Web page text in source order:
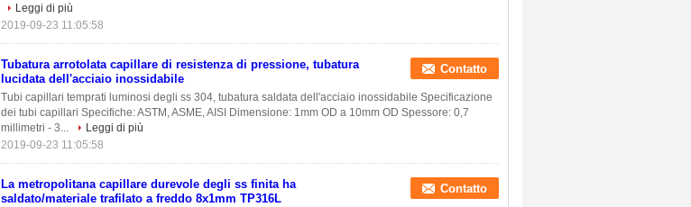
Leggi di più
2019-09-23 11:05:58
Tubatura arrotolata capillare di resistenza di pressione, tubatura
lucidata dell'acciaio inossidabile
Contatto
Tubi capillari temprati luminosi degli ss 304, tubatura saldata dell'acciaio inossidabile Specificazione
dei tubi capillari Specifiche: ASTM, ASME, AISI Dimensione: 1mm OD a 10mm OD Spessore: 0,7
millimetri - 3...
Leggi di più
2019-09-23 11:05:58
La metropolitana capillare durevole degli ss finita ha
saldato/materiale trafilato a freddo 8x1mm TP316L
Contatto